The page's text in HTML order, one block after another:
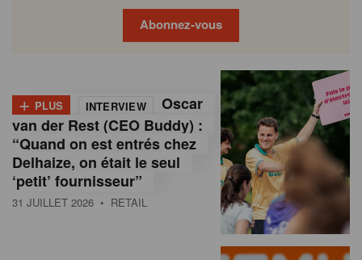
Abonnez-vous
o
n
d
o
+ PLUS INTERVIEW
Oscar
van der Rest (CEO Buddy) :
“Quand on est entrés chez
Delhaize, on était le seul
‘petit’ fournisseur”
31 JUILLET 2026 • RETAIL